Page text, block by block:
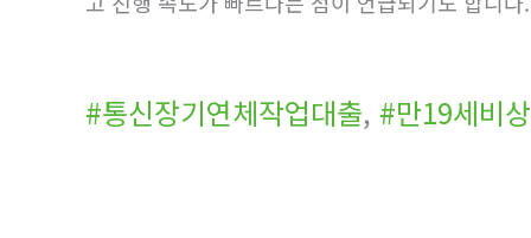
#통신장기연체작업대출, #만19세비